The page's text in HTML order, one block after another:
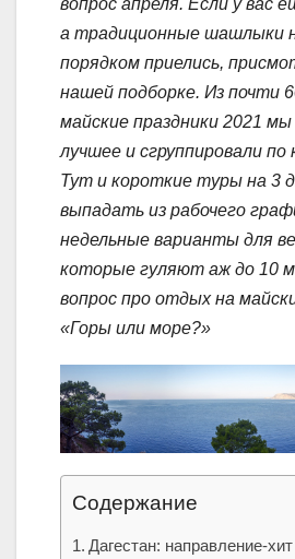
вопрос апреля. Если у вас
а традиционные шашлыки
порядком приелись,
нашей подборке. Из почти
майские праздники 2021 мы
лучшее и сгруппировали по
Тут и короткие туры на 3
выпадать из рабочего
недельные варианты для
которые гуляют аж до 10
вопрос про отдых на
«Горы или море?»
Содержание
Дагестан: направление-хит